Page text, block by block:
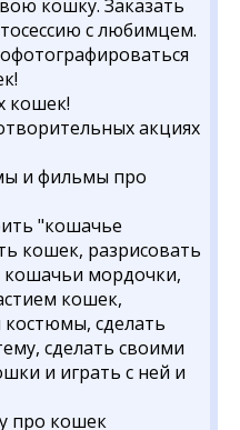
кошку. Заказать
с любимцем.
кошек!
акциях
и фильмы про
"кошачье
кошек, разрисовать
кошачьи мордочки,
кошек,
сделать
сделать своими
и играть с ней и
про кошек